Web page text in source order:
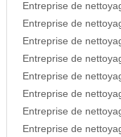
Entreprise de
Entreprise de
Entreprise de
Entreprise de
Entreprise de
Entreprise de
Entreprise de
Entreprise de